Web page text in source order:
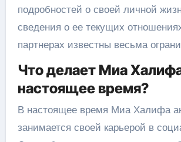
подробностей о своей личной
сведения о ее текущих
партнерах известны весьма
Что делает Миа
настоящее время?
В настоящее время Миа Халифа
занимается своей карьерой в